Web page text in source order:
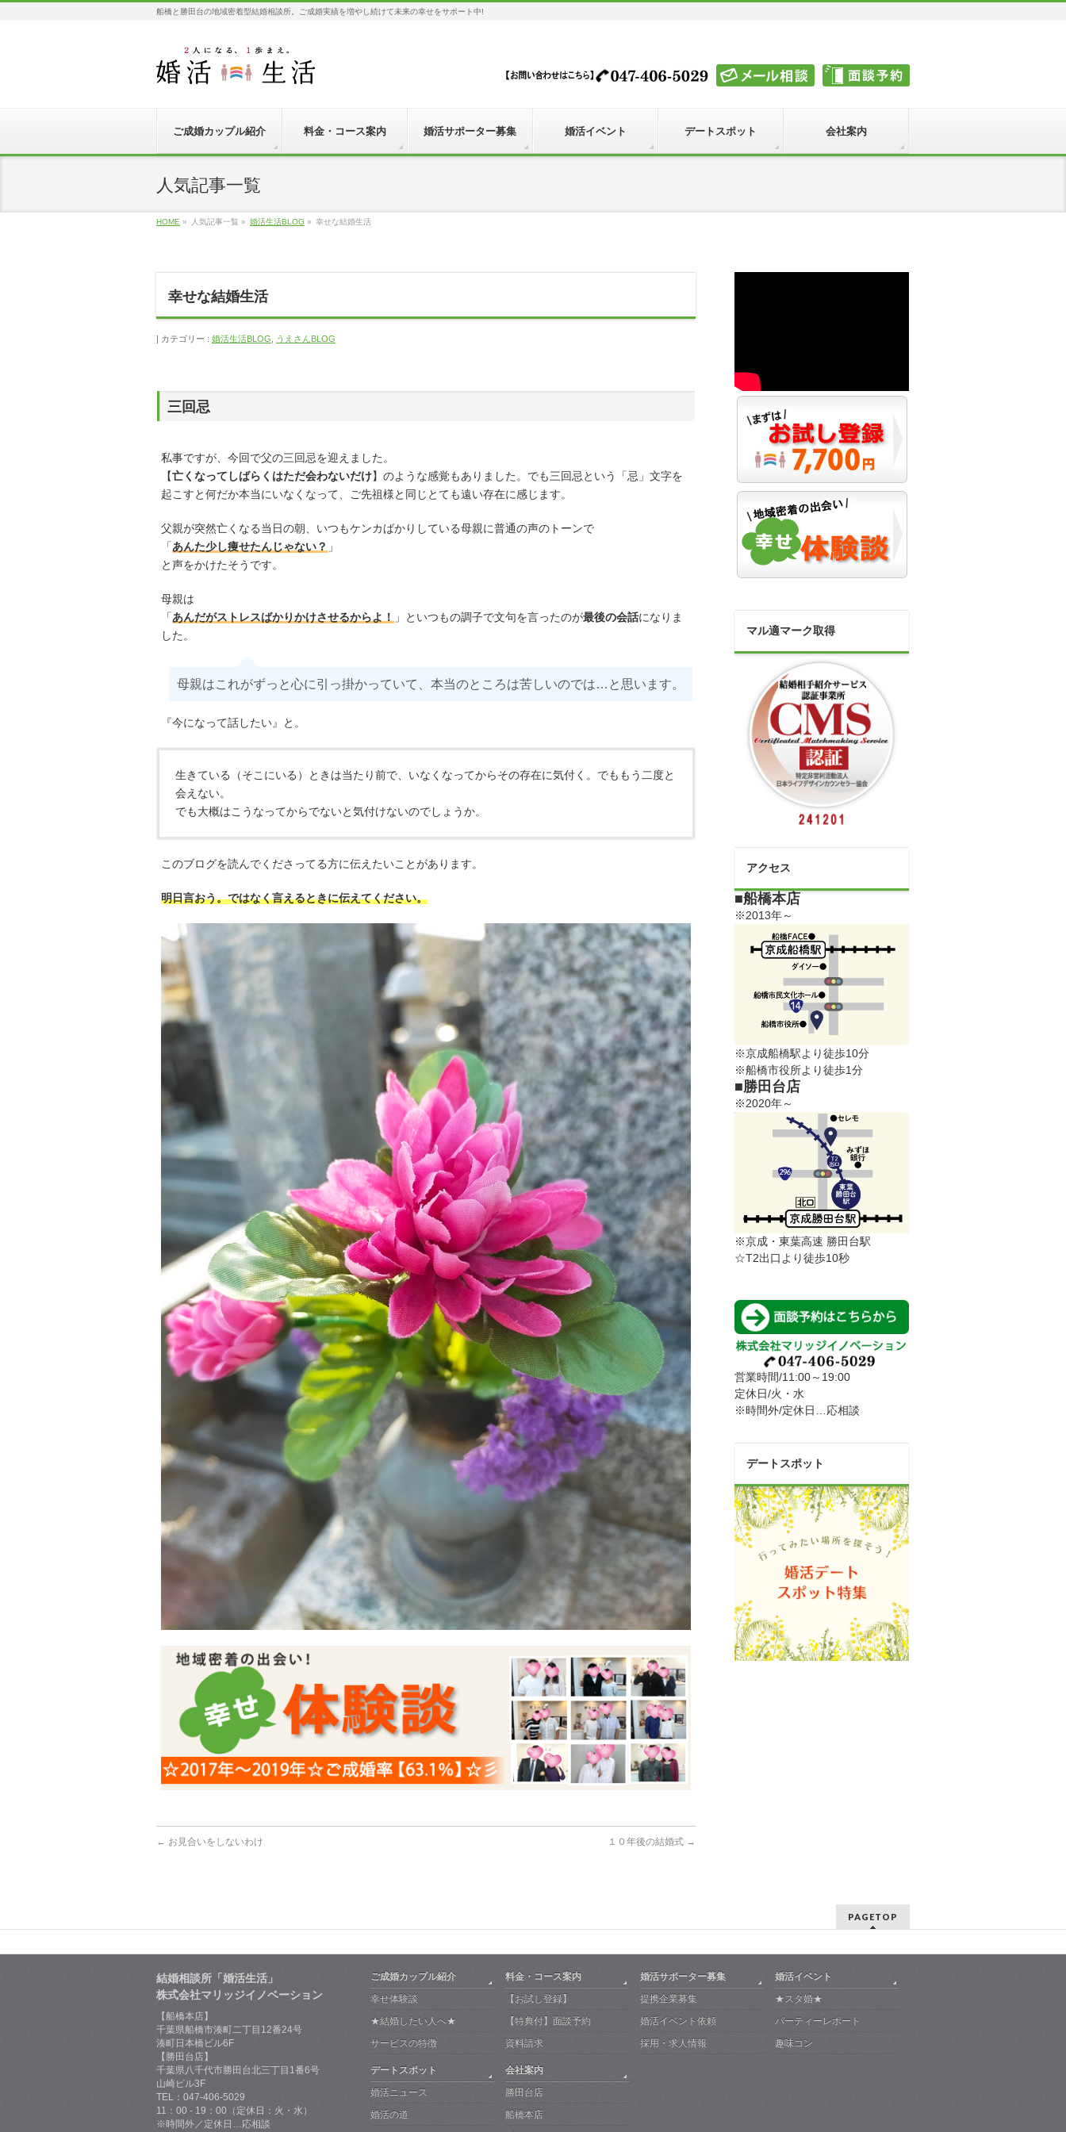
船橋と勝田台の地域密着型結婚相談所。ご成婚実績を増やし続けて未来の幸せをサポート中!
ご成婚カップル紹介 料金・コース案内 婚活サポーター募集 婚活イベント デートスポット 会社案内
人気記事一覧
HOME » 人気記事一覧 » 婚活生活BLOG » 幸せな結婚生活
幸せな結婚生活
カテゴリー : 婚活生活BLOG うえさんBLOG
三回忌
私事ですが、今回で父の三回忌を迎えました。
【亡くなってしばらくはただ会わないだけ】のような感覚もありました。でも三回忌という「忌」文字を
起こすと何だか本当にいなくなって、ご先祖様と同じとても遠い存在に感じます。
父親が突然亡くなる当日の朝、いつもケンカばかりしている母親に普通の声のトーンで
「あんた少し痩せたんじゃない？ 」
と声をかけたそうです。
母親は
「あんだがストレスばかりかけさせるからよ！ 」といつもの調子で文句を言ったのが最後の会話になりま
した。
母親はこれがずっと心に引っ掛かっていて、本当のところは苦しいのでは…と思います。
『今になって話したい』と。
生きている（そこにいる）ときは当たり前で、いなくなってからその存在に気付く。でももう二度と
会えない。
でも大概はこうなってからでないと気付けないのでしょうか。
このブログを読んでくださってる方に伝えたいことがあります。
明日言おう。ではなく言えるときに伝えてください。
← お見合いをしないわけ １０年後の結婚式 →
マル適マーク取得
アクセス
■船橋本店
※2013年～
※京成船橋駅より徒歩10分
※船橋市役所より徒歩1分
■勝田台店
※2020年～
※京成・東葉高速 勝田台駅
☆T2出口より徒歩10秒
営業時間/11:00～19:00
定休日/火・水
※時間外/定休日…応相談
デートスポット
PAGETOP
結婚相談所「婚活生活」
株式会社マリッジイノベーション
【船橋本店】
千葉県船橋市湊町二丁目12番24号
湊町日本橋ビル6F
【勝田台店】
千葉県八千代市勝田台北三丁目1番6号
山崎ビル3F
TEL：047-406-5029
11：00 - 19：00（定休日：火・水）
※時間外／定休日…応相談
ご成婚カップル紹介
幸せ体験談
★結婚したい人へ★
サービスの特徴
料金・コース案内
【お試し登録】
【特典付】面談予約
資料請求
婚活サポーター募集
提携企業募集
婚活イベント依頼
採用・求人情報
婚活イベント
★スタ婚★
パーティーレポート
趣味コン
デートスポット
婚活ニュース
婚活の道
会社案内
勝田台店
船橋本店